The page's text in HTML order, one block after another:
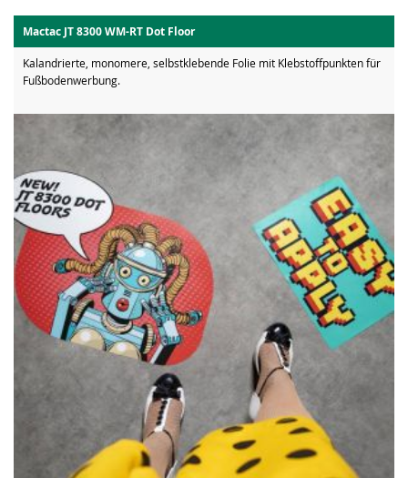
Mactac JT 8300 WM-RT Dot Floor
Kalandrierte, monomere, selbstklebende Folie mit Klebstoffpunkten für
Fußbodenwerbung.